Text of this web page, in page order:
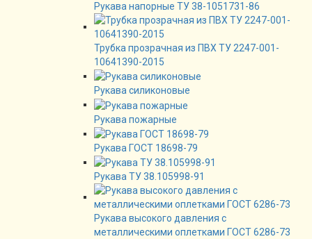
Рукава напорные ТУ 38-1051731-86
Трубка прозрачная из ПВХ ТУ 2247-001-
10641390-2015
Рукава силиконовые
Рукава пожарные
Рукава ГОСТ 18698-79
Рукава ТУ 38.105998-91
Рукава высокого давления с
металлическими оплетками ГОСТ 6286-73